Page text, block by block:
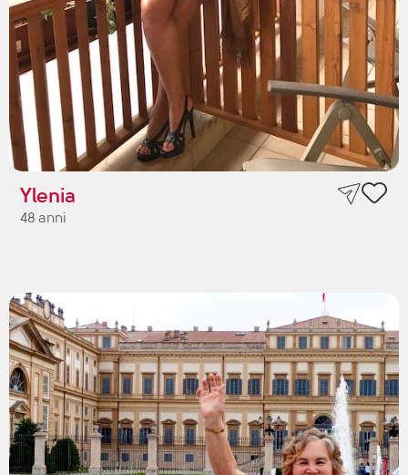
Ylenia
48 anni